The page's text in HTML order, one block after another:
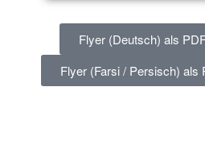
Flyer (Deutsch) als
Flyer (Farsi / Persisch) als